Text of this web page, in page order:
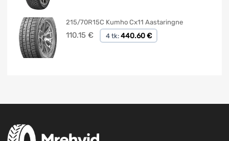
215/70R15C Kumho Cx11 Aastaringne
110.15 € 4 tk: 440.60 €